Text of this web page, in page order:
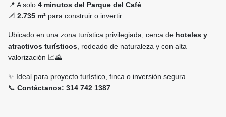
📍 A solo 4 minutos del Parque del Café
📐 2.735 m² para construir o invertir
Ubicado en una zona turística privilegiada, cerca de hoteles y
atractivos turísticos , rodeado de naturaleza y con alta
valorización 📈🌄
✨ Ideal para proyecto turístico, finca o inversión segura.
📞 Contáctanos: 314 742 1387